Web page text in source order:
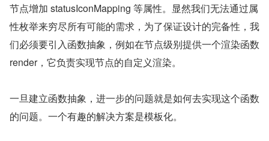
节点增加 statusIconMapping 等属性。显然我们无法通过属
性枚举来穷尽所有可能的需求，为了保证设计的完备性，我
们必须要引入函数抽象，例如在节点级别提供一个渲染函数
render，它负责实现节点的自定义渲染。
一旦建立函数抽象，进一步的问题就是如何去实现这个函数
的问题。一个有趣的解决方案是模板化。